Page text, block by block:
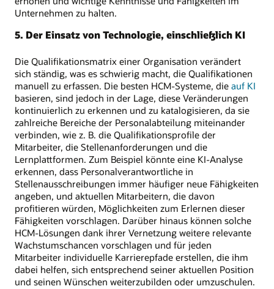
Unternehmen zu halten.
5. Der Einsatz von Technologie, einschließlich KI
Die Qualifikationsmatrix einer Organisation verändert
sich ständig, was es schwierig macht, die Qualifikationen
manuell zu erfassen. Die besten HCM-Systeme, die auf KI
basieren, sind jedoch in der Lage, diese Veränderungen
kontinuierlich zu erkennen und zu katalogisieren, da sie
zahlreiche Bereiche der Personalabteilung miteinander
verbinden, wie z. B. die Qualifikationsprofile der
Mitarbeiter, die Stellenanforderungen und die
Lernplattformen. Zum Beispiel könnte eine KI-Analyse
erkennen, dass Personalverantwortliche in
Stellenausschreibungen immer häufiger neue Fähigkeiten
angeben, und aktuellen Mitarbeitern, die davon
profitieren würden, Möglichkeiten zum Erlernen dieser
Fähigkeiten vorschlagen. Darüber hinaus können solche
HCM-Lösungen dank ihrer Vernetzung weitere relevante
Wachstumschancen vorschlagen und für jeden
Mitarbeiter individuelle Karrierepfade erstellen, die ihm
dabei helfen, sich entsprechend seiner aktuellen Position
und seinen Wünschen weiterzubilden oder umzuschulen.